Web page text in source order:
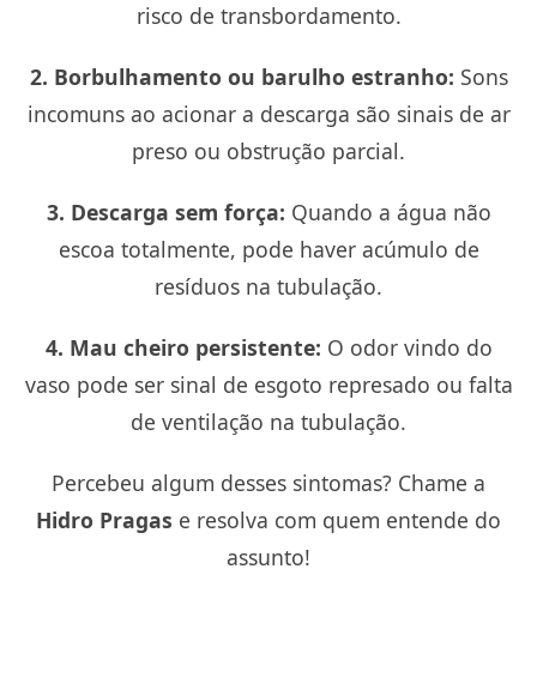
risco de transbordamento.
2. Borbulhamento ou barulho estranho: Sons
incomuns ao acionar a descarga são sinais de ar
preso ou obstrução parcial.
3. Descarga sem força: Quando a água não
escoa totalmente, pode haver acúmulo de
resíduos na tubulação.
4. Mau cheiro persistente: O odor vindo do
vaso pode ser sinal de esgoto represado ou falta
de ventilação na tubulação.
Percebeu algum desses sintomas? Chame a
Hidro Pragas e resolva com quem entende do
assunto!